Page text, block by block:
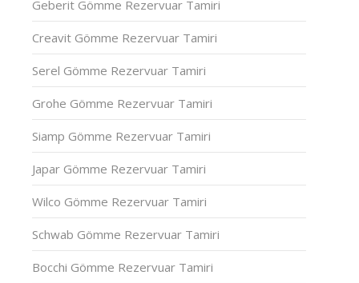
Geberit Gömme Rezervuar Tamiri
Creavit Gömme Rezervuar Tamiri
Serel Gömme Rezervuar Tamiri
Grohe Gömme Rezervuar Tamiri
Siamp Gömme Rezervuar Tamiri
Japar Gömme Rezervuar Tamiri
Wilco Gömme Rezervuar Tamiri
Schwab Gömme Rezervuar Tamiri
Bocchi Gömme Rezervuar Tamiri